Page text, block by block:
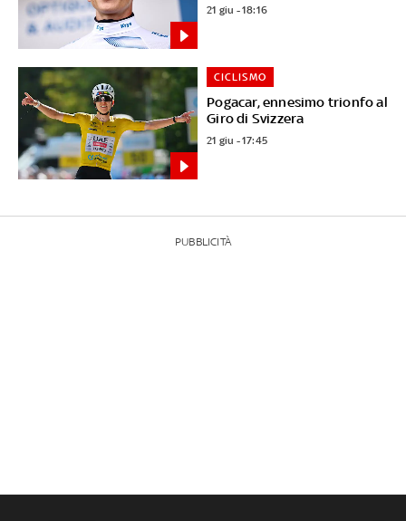
21 giu - 18:16
Pogacar, ennesimo trionfo al
Giro di Svizzera
CICLISMO
21 giu - 17:45
PUBBLICITÀ